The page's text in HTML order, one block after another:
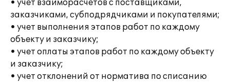
• учет взаиморасчетов с поставщиками,
заказчиками, субподрядчиками и покупателями;
• учет выполнения этапов работ по каждому
объекту и заказчику;
• учет оплаты этапов работ по каждому объекту
и заказчику;
• учет отклонений от норматива по списанию